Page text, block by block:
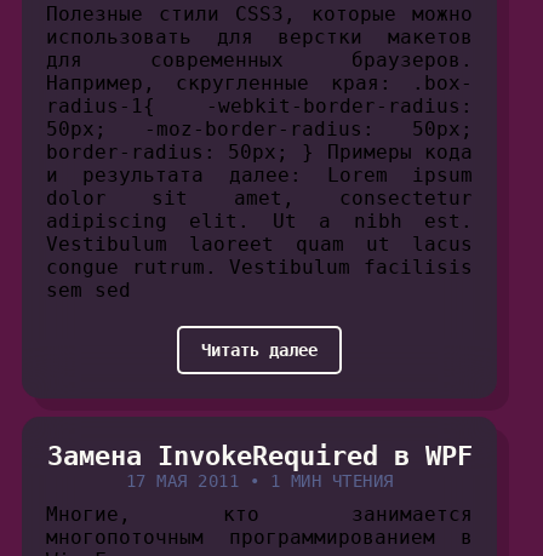
Полезные стили CSS3, которые можно
использовать для верстки макетов
для современных браузеров.
Например, скругленные края: .box-
radius-1{ -webkit-border-radius:
50px; -moz-border-radius: 50px;
border-radius: 50px; } Примеры кода
и результата далее: Lorem ipsum
dolor sit amet, consectetur
adipiscing elit. Ut a nibh est.
Vestibulum laoreet quam ut lacus
congue rutrum. Vestibulum facilisis
sem sed
Читать далее
Замена InvokeRequired в WPF
17 МАЯ 2011 • 1 МИН ЧТЕНИЯ
Многие, кто занимается
многопоточным программированием в